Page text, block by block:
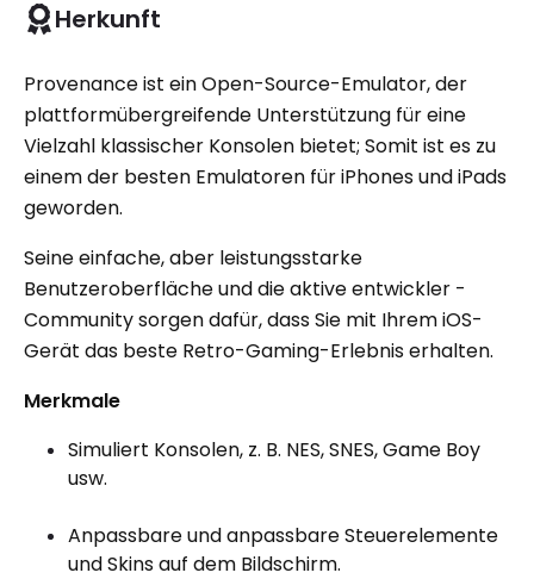
Herkunft
Provenance ist ein Open-Source-Emulator, der
plattformübergreifende Unterstützung für eine
Vielzahl klassischer Konsolen bietet; Somit ist es zu
einem der besten Emulatoren für iPhones und iPads
geworden.
Seine einfache, aber leistungsstarke
Benutzeroberfläche und die aktive entwickler -
Community sorgen dafür, dass Sie mit Ihrem iOS-
Gerät das beste Retro-Gaming-Erlebnis erhalten.
Merkmale
Simuliert Konsolen, z. B. NES, SNES, Game Boy
usw.
Anpassbare und anpassbare Steuerelemente
und Skins auf dem Bildschirm.